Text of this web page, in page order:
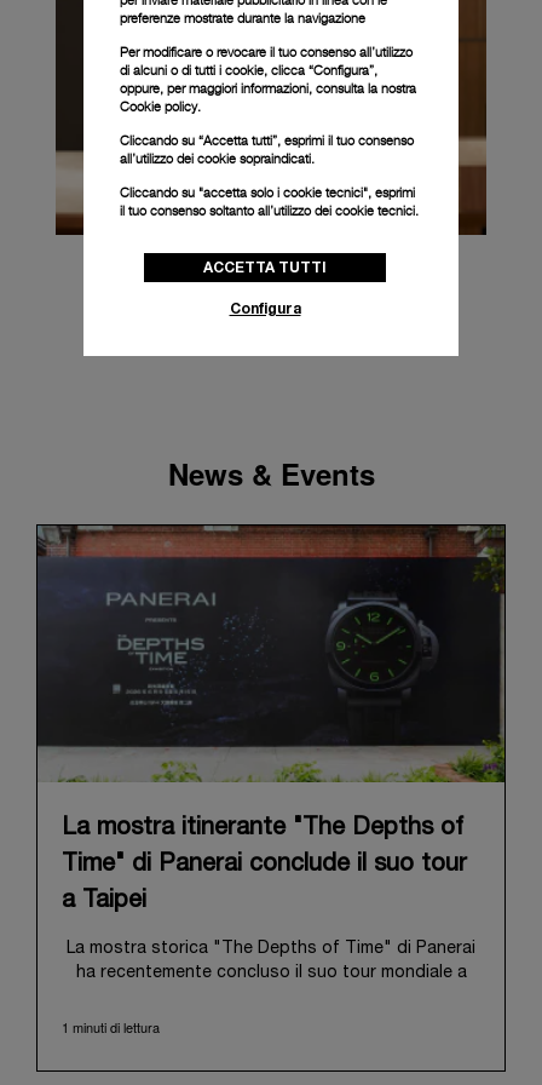
News & Events
La mostra itinerante "The Depths of
Time" di Panerai conclude il suo tour
a Taipei
La mostra storica "The Depths of Time" di Panerai
ha recentemente concluso il suo tour mondiale a
ha aperto le proprie porte al pubblico presso lo
di grande valore simbolico, con oltre un secolo di
1 minuti di lettura
preferenze mostrate durante la navigazione
Per modificare o revocare il tuo consenso all’utilizzo
di alcuni o di tutti i cookie, clicca “Configura”,
oppure, per maggiori informazioni, consulta la nostra
Cookie policy.
Cliccando su “Accetta tutti”, esprimi il tuo consenso
all’utilizzo dei cookie sopraindicati.
Cliccando su "accetta solo i cookie tecnici", esprimi
il tuo consenso soltanto all’utilizzo dei cookie tecnici.
ACCETTA TUTTI
Configura